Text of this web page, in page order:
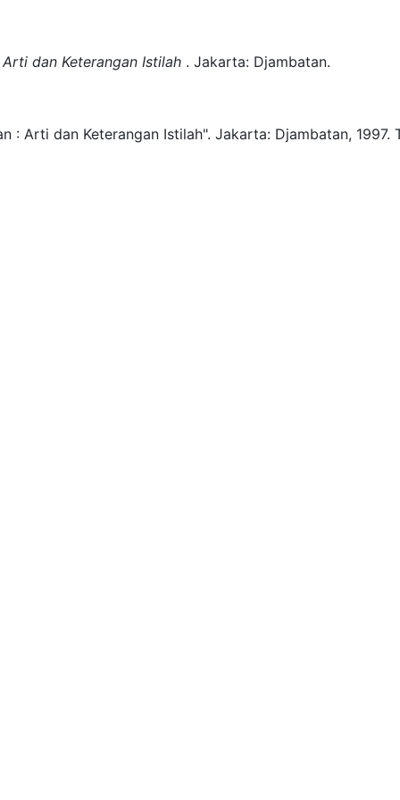
dan Keterangan Istilah . Jakarta: Djambatan.
: Arti dan Keterangan Istilah". Jakarta: Djambatan, 1997.